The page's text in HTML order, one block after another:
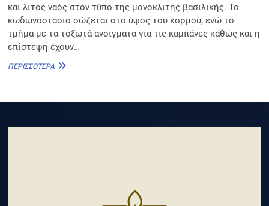
και λιτός ναός στον τύπο της μονόκλιτης βασιλικής. Το
κωδωνοστάσιο σώζεται στο ύψος του κορμού, ενώ το
τμήμα με τα τοξωτά ανοίγματα για τις καμπάνες καθώς και η
επίστεψη έχουν…
ΠΕΡΙΣΣΌΤΕΡΑ ΆΓΙΟΣ